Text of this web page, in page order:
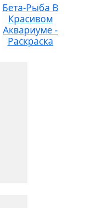
Бета-Рыба В
Красивом
Аквариуме -
Раскраска